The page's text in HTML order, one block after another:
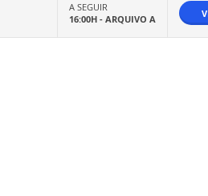
A SEGUIR
16:00H - ARQUIVO A